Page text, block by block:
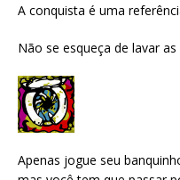
A conquista é uma
Não se esqueça de lavar as
Apenas jogue seu